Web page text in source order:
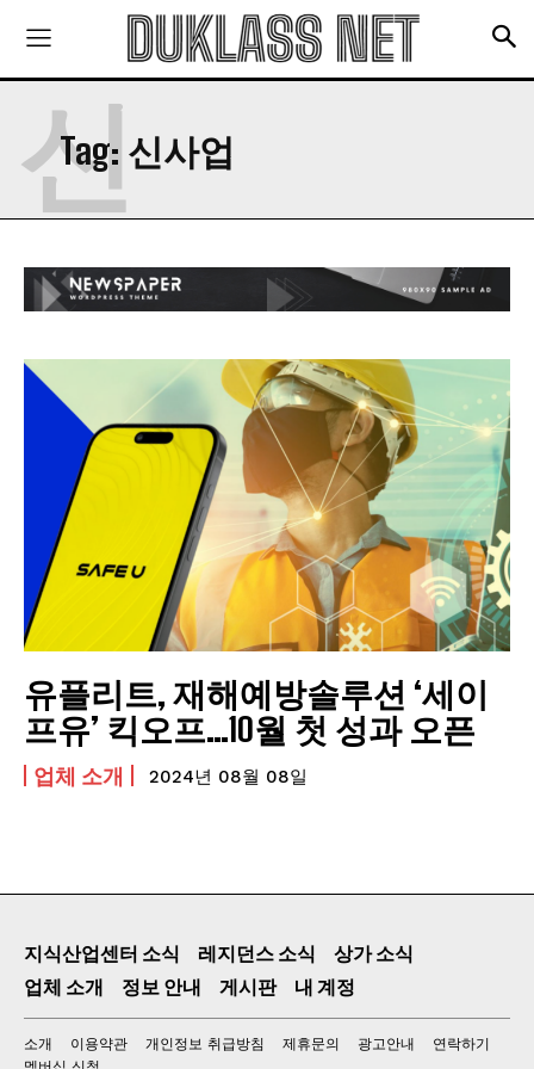
충격!!! 결국 관리소 철수!!! 대비책은?
당신이 잠든 사이 혈압이 오른다면?
“비슷하지만 달라”…참기름vs들기름, 차이점은?
설암 전문의가 말하는 구강 건강 지키는 법
‘건강 노년’ 준비하는 ‘중년 고혈압’ 건강법 5
경남 남해의 숨은 맛집: 화랑갈비
천현한우집-한우 농장 운영하는 30년 된 숙성한우 숨은맛집
맛있게 소고기를 구워 먹는 방법 5가지
맛있는 쭈꾸미 요리와 맛집 추천
짜장면을 맛있게 먹는 방법! 맛집 추천
법률 정보
관리비 미납으로 경매 처분 위기에 처했을 때, 어
떻게 대처해야 할까?
투자 사기 유형과 피해 최소화를 위한 주의사항
관리비 미납으로 3년만 버티면 된다?
좋아질까?
소개
이용약관
개인정보 취급방침
구독 신청
Tag: 신사업
신
유플리트, 재해예방솔루션 ‘세이
프유’ 킥오프…10월 첫 성과 오픈
업체 소개 2024년 08월 08일
지식산업센터 소식 레지던스 소식
상가 소식
업체 소개
정보 안내 게시판 내 계정
소개 이용약관 개인정보 취급방침 제휴문의 광고안내
연락하기